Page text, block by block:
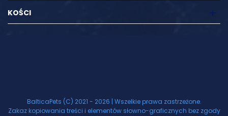
KOŚCI
BalticaPets (C) 2021 - 2026 | Wszelkie prawa zastrzeżone.
Zakaz kopiowania treści i elementów słowno-graficznych bez zgody